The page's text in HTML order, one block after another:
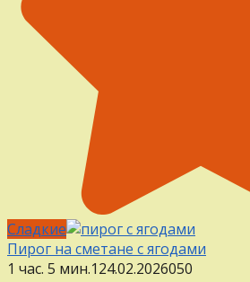
Сладкие
Пирог на сметане с ягодами
1 час. 5 мин.124.02.2026050